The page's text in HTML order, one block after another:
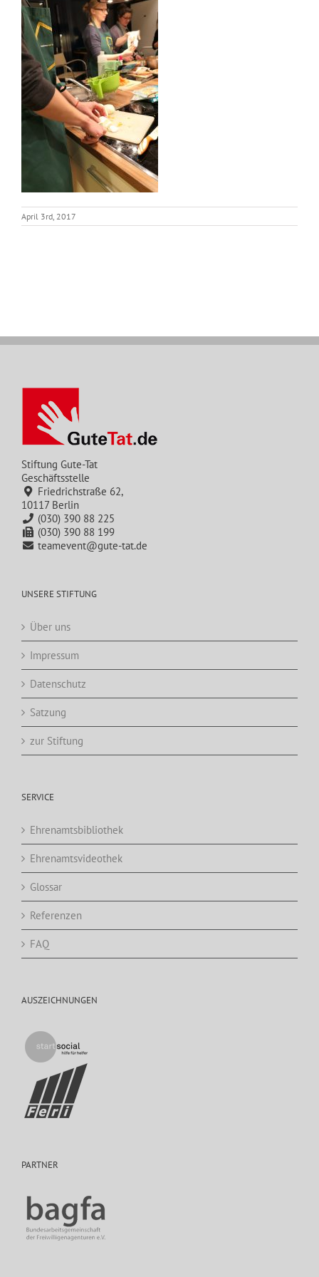
April 3rd, 2017
Stiftung Gute-Tat
Geschäftsstelle
Friedrichstraße 62,
10117 Berlin
(030) 390 88 225
(030) 390 88 199
teamevent@gute-tat.de
UNSERE STIFTUNG
Über uns
Impressum
Datenschutz
Satzung
zur Stiftung
SERVICE
Ehrenamtsbibliothek
Ehrenamtsvideothek
Glossar
Referenzen
FAQ
AUSZEICHNUNGEN
PARTNER